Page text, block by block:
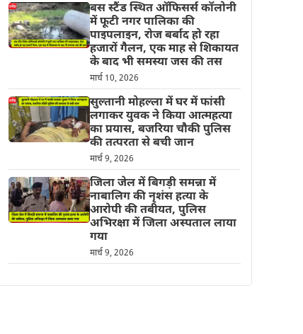
बस स्टैंड स्थित ऑफिसर्स कॉलोनी
में फूटी नगर पालिका की
पाइपलाइन, रोज बर्बाद हो रहा
हजारों गैलन, एक माह से शिकायत
के बाद भी समस्या जस की तस
मार्च 10, 2026
सुल्तानी मोहल्ला में घर में फांसी
लगाकर युवक ने किया आत्महत्या
का प्रयास, बजरिया चौकी पुलिस
की तत्परता से बची जान
मार्च 9, 2026
जिला जेल में बिगड़ी समन्ना में
नाबालिग की नृशंस हत्या के
आरोपी की तबीयत, पुलिस
अभिरक्षा में जिला अस्पताल लाया
गया
मार्च 9, 2026